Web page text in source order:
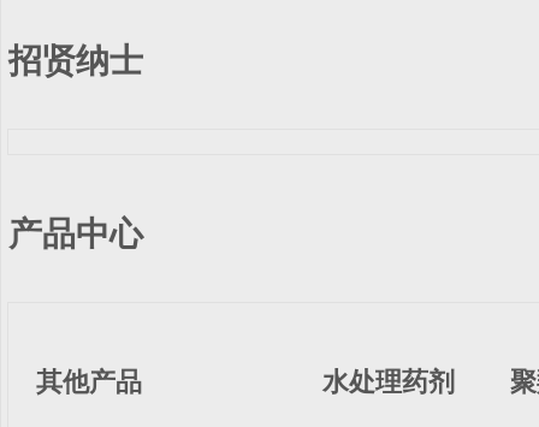
招贤纳士
产品中心
其他产品 水处理药剂